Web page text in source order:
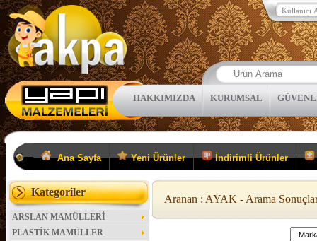
HAKKIMIZDA KURUMSAL
Ana Sayfa Yeni Ürünler İndirimli Ürünler
Kategoriler
ARSLAN MAMÜLLERİ
PLASTİK MAMÜLLER
Aranan : AYAK - Arama